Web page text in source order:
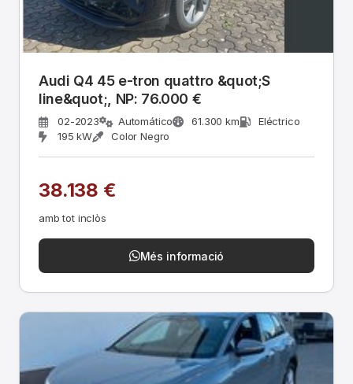
Audi Q4 45 e-tron quattro &quot;S
line&quot;, NP: 76.000 €
02-2023 Automático 61.300 km
Eléctrico
195 kW
Color Negro
38.138 €
amb tot inclòs
Més informació